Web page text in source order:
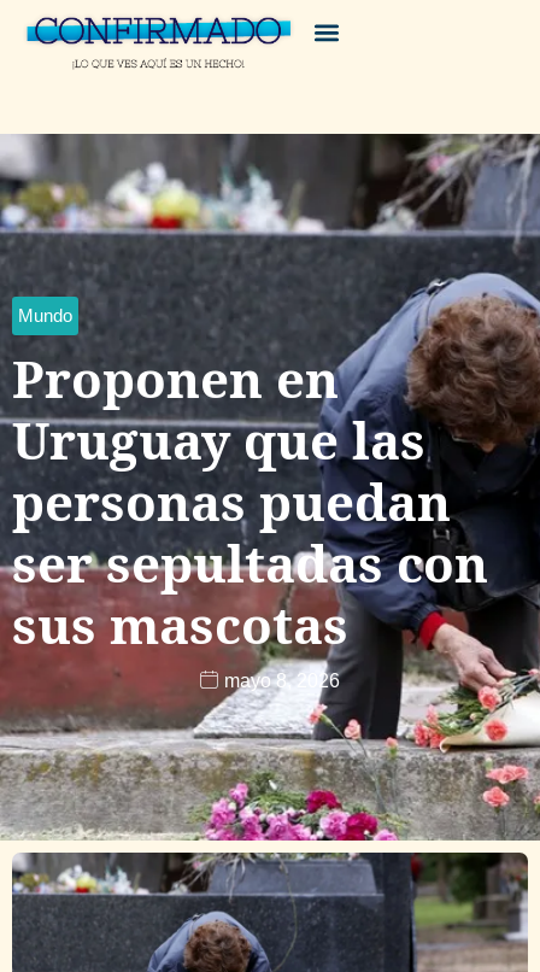
Mundo
Proponen en
Uruguay que las
personas puedan
ser sepultadas con
sus mascotas
mayo 8, 2026